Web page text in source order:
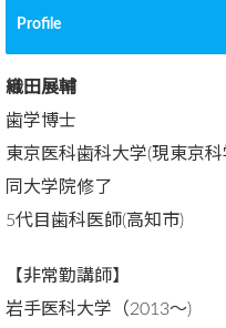
Profile
織田展輔
歯学博士
東京医科歯科大学(現東京科
同大学院修了
5代目歯科医師(高知市)
【非常勤講師】
岩手医科大学（2013～)